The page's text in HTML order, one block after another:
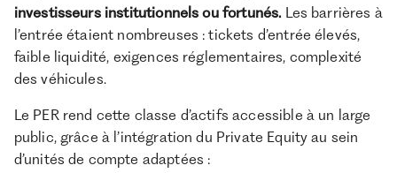
investisseurs institutionnels ou fortunés. Les barrières à
l’entrée étaient nombreuses : tickets d’entrée élevés,
faible liquidité, exigences réglementaires, complexité
des véhicules.
Le PER rend cette classe d’actifs accessible à un large
public, grâce à l’intégration du Private Equity au sein
d’unités de compte adaptées :